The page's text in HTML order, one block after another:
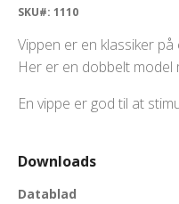
SKU#: 1110
Vippen er en klassiker på
Her er en dobbelt model
En vippe er god til at
Downloads
Datablad